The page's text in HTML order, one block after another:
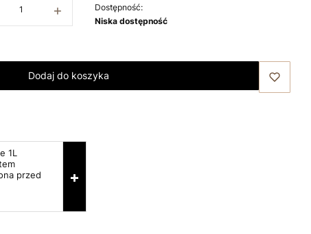
+
Dostępność:
Niska dostępność
Dodaj do koszyka
1L
przed
+